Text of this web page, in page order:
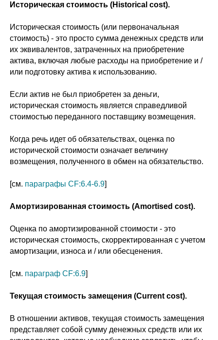
Историческая стоимость (Historical cost).
Историческая стоимость (или первоначальная
стоимость) - это просто сумма денежных средств или
их эквивалентов, затраченных на приобретение
актива, включая любые расходы на приобретение и /
или подготовку актива к использованию.
Если актив не был приобретен за деньги,
историческая стоимость является справедливой
стоимостью переданного поставщику возмещения.
Когда речь идет об обязательствах, оценка по
исторической стоимости означает величину
возмещения, полученного в обмен на обязательство.
[см. параграфы CF:6.4-6.9]
Амортизированная стоимость (Amortised cost).
Оценка по амортизированной стоимости - это
историческая стоимость, скорректированная с учетом
амортизации, износа и / или обесценения.
[см. параграф CF:6.9]
Текущая стоимость замещения (Current cost).
В отношении активов, текущая стоимость замещения
представляет собой сумму денежных средств или их